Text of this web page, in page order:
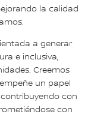
la calidad
a generar
e inclusiva,
Creemos
un papel
con
con